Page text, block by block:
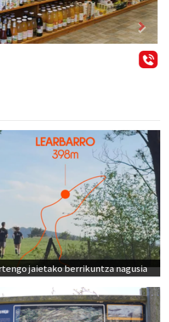
jantziak
Next
jaietako berrikuntza nagusia